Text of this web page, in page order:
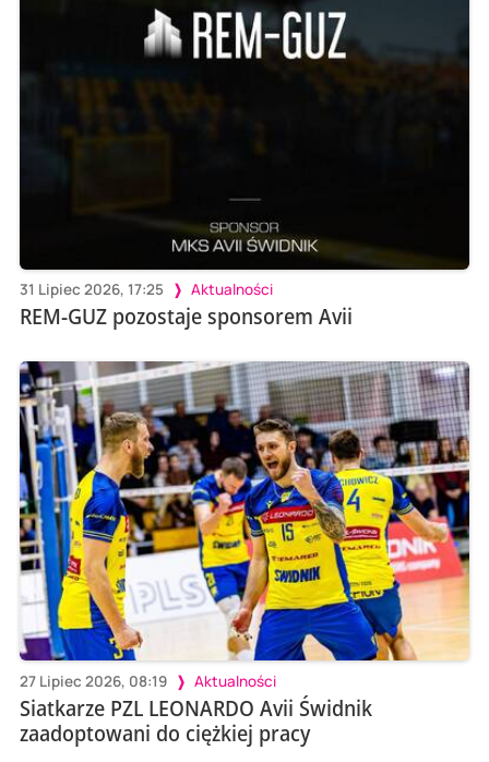
31 Lipiec 2026, 17:25 Aktualności
REM-GUZ pozostaje sponsorem Avii
27 Lipiec 2026, 08:19 Aktualności
Siatkarze PZL LEONARDO Avii Świdnik
zaadoptowani do ciężkiej pracy